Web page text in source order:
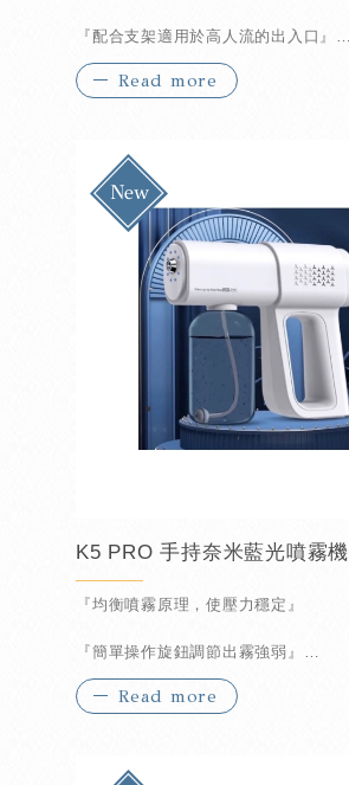
『配合支架適用於高人流的出入口』
『發燒會有燈光及警鐘提醒』
Read more
K5 PRO 手持奈米藍光噴霧機
『均衡噴霧原理，使壓力穩定』
『簡單操作旋鈕調節出霧強弱』
『除菌消毒一機搞定』
Read more